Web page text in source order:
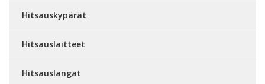
Hitsauskypärät
Hitsauslaitteet
Hitsauslangat